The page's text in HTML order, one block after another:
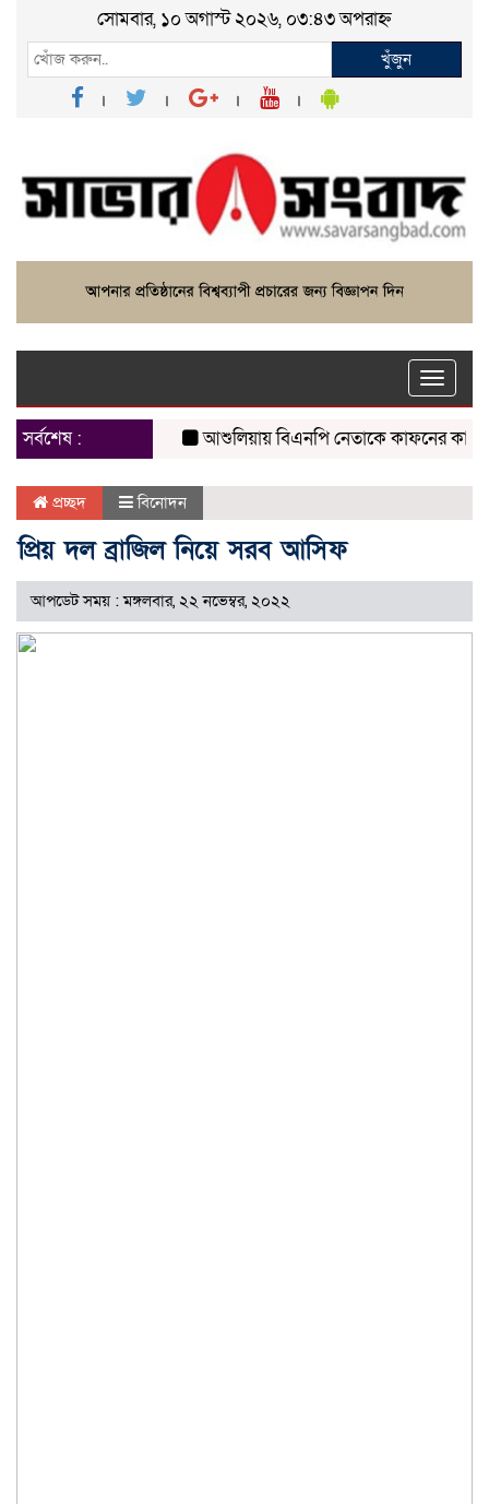
সোমবার, ১০ অগাস্ট ২০২৬, ০৩:৪৩ অপরাহ্ন
খুঁজুন
Toggle
সর্বশেষ :
আশুলিয়ায় বিএনপি নেতাকে কাফনের কাপড়
প্রচ্ছদ বিনোদন
প্রিয় দল ব্রাজিল নিয়ে সরব আসিফ
আপডেট সময় : মঙ্গলবার, ২২ নভেম্বর, ২০২২